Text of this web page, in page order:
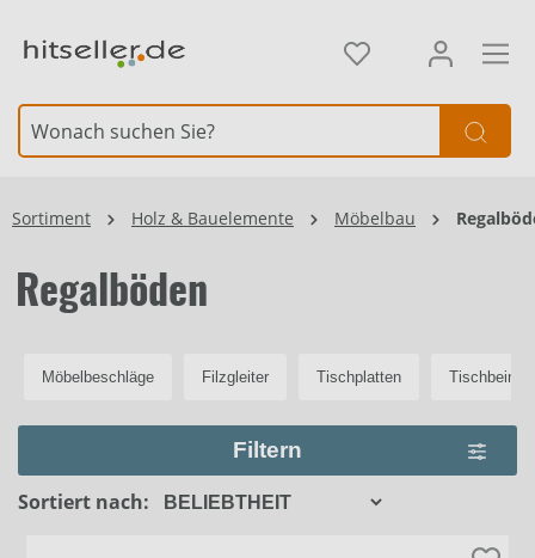
Sortiment Holz & Bauelemente Möbelbau
Regalböden
Möbelbeschläge Filzgleiter Tischplatten Tischbeine
Filtern
Sortiert nach:
Element überspringen